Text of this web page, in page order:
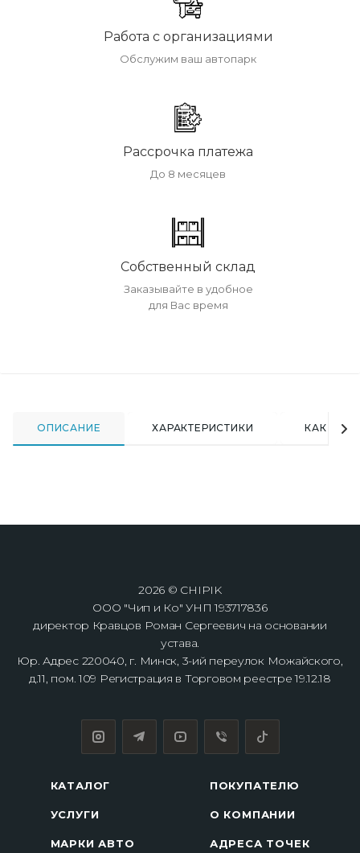
Работа с организациями
Обслужим ваш автопарк
Рассрочка платежа
До 8 месяцев
Собственный склад
Заказывайте в удобное
для Вас время
ОПИСАНИЕ ХАРАКТЕРИСТИКИ КАК
2026 © CHIPIK
ООО "Чип и Ко" УНП 193717836
директор Кравцов Роман Сергеевич на основании
устава.
Юр. Адрес 220040, г. Минск, 3-ий переулок Можайского,
д.11, пом. 109 Регистрация в Торговом реестре 19.12.18
КАТАЛОГ
УСЛУГИ
МАРКИ АВТО
ПОКУПАТЕЛЮ
О КОМПАНИИ
АДРЕСА ТОЧЕК